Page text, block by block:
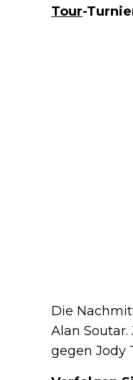
Tour-
Die
Alan
gegen Jody